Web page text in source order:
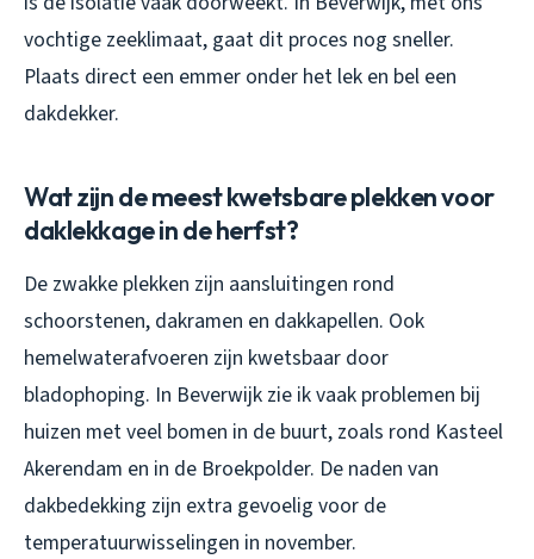
vochtige zeeklimaat, gaat dit proces nog sneller.
Plaats direct een emmer onder het lek en bel een
dakdekker.
Wat zijn de meest kwetsbare plekken voor
daklekkage in de herfst?
De zwakke plekken zijn aansluitingen rond
schoorstenen, dakramen en dakkapellen. Ook
hemelwaterafvoeren zijn kwetsbaar door
bladophoping. In Beverwijk zie ik vaak problemen bij
huizen met veel bomen in de buurt, zoals rond Kasteel
Akerendam en in de Broekpolder. De naden van
dakbedekking zijn extra gevoelig voor de
temperatuurwisselingen in november.